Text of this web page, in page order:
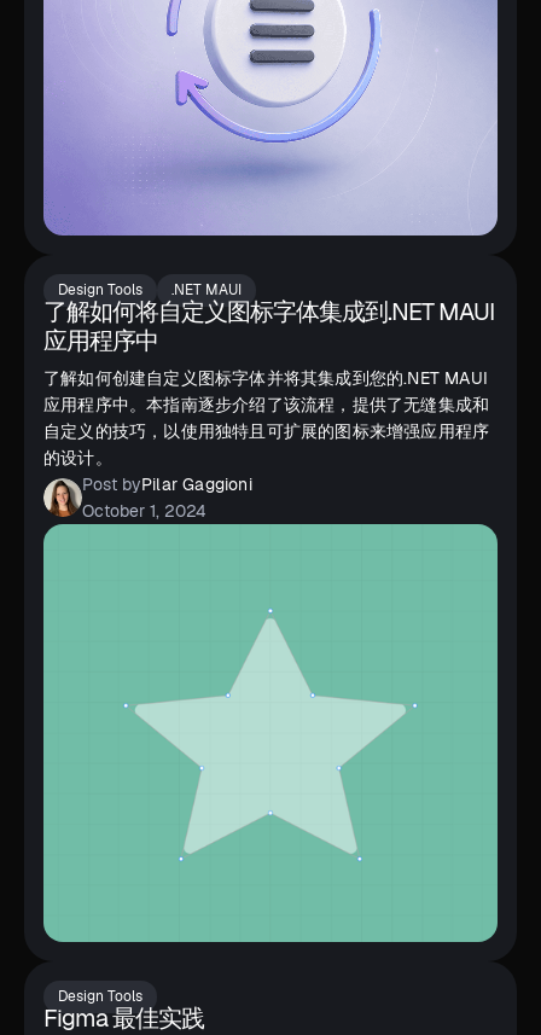
Design Tools .NET MAUI
了解如何将自定义图标字体集成到.NET MAUI
应用程序中
了解如何创建自定义图标字体并将其集成到您的.NET MAUI
应用程序中。本指南逐步介绍了该流程，提供了无缝集成和
自定义的技巧，以使用独特且可扩展的图标来增强应用程序
的设计。
Post byPilar Gaggioni
October 1, 2024
Design Tools
Figma 最佳实践